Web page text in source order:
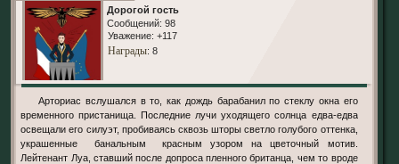
Дорогой гость
Сообщений: 98
Уважение: +117
Награды: 8
Арториас вслушался в то, как дождь барабанил по стеклу окна его
временного пристанища. Последние лучи уходящего солнца едва-едва
освещали его силуэт, пробиваясь сквозь шторы светло голубого оттенка,
украшенные банальным красным узором на цветочный мотив.
Лейтенант Луа, ставший после допроса пленного британца, чем то вроде